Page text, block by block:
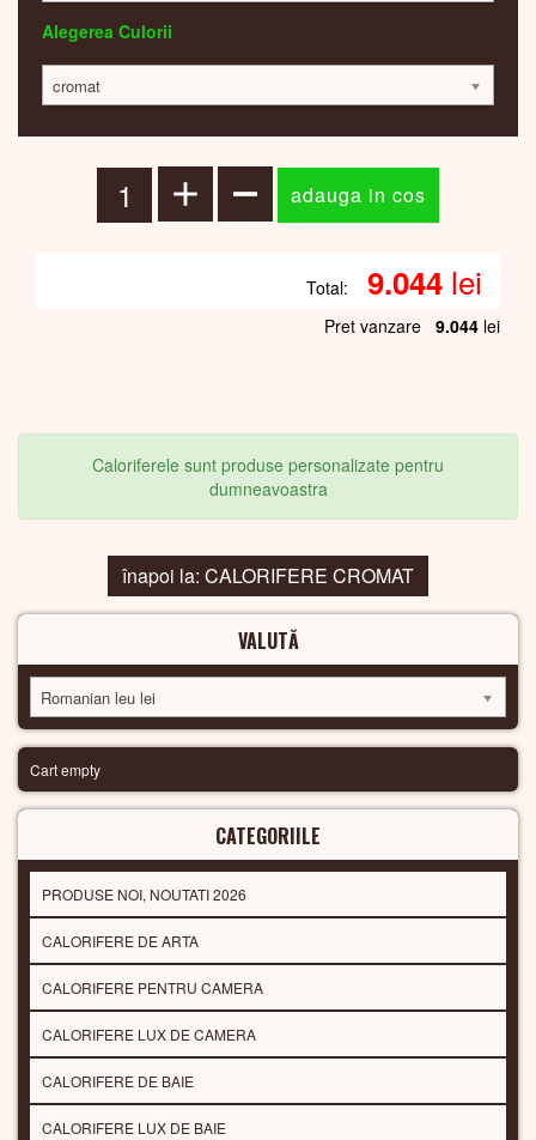
Alegerea Culorii
cromat
Total: 9.044 lei
Pret vanzare 9.044 lei
Caloriferele sunt produse personalizate pentru
dumneavoastra
înapoi la: CALORIFERE CROMAT
VALUTĂ
Romanian leu lei
Cart empty
CATEGORIILE
PRODUSE NOI, NOUTATI 2026
CALORIFERE DE ARTA
CALORIFERE PENTRU CAMERA
CALORIFERE LUX DE CAMERA
CALORIFERE DE BAIE
CALORIFERE LUX DE BAIE